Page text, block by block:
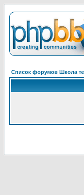
Список форумов Школа